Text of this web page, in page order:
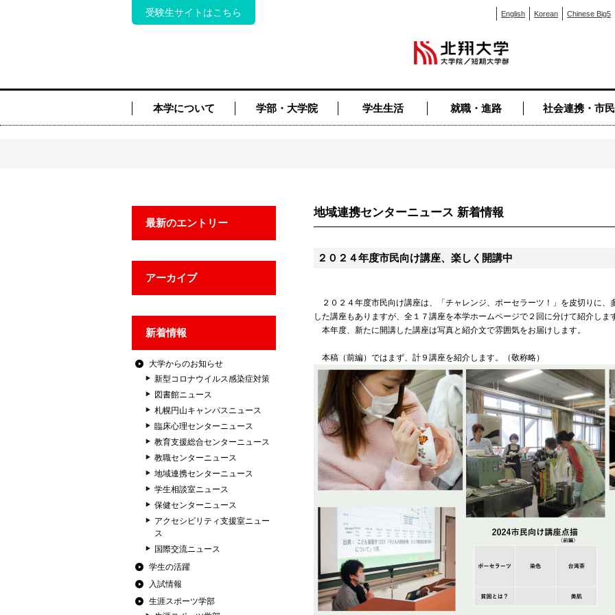
受験生サイトはこちら English Korean Chinese Big5
本学について 学部・大学院 学生生活 就職・進路 社会連携・市
最新のエントリー
アーカイブ
新着情報
大学からのお知らせ
新型コロナウイルス感染症対策
図書館ニュース
札幌円山キャンパスニュース
臨床心理センターニュース
教育支援総合センターニュース
教職センターニュース
地域連携センターニュース
学生相談室ニュース
保健センターニュース
アクセシビリティ支援室ニュー
ス
国際交流ニュース
学生の活躍
入試情報
生涯スポーツ学部
地域連携センターニュース 新着情報
２０２４年度市民向け講座、楽しく開講中
２０２４年度市民向け講座は、「チャレンジ、ポーセラーツ！」を皮切りに、
した講座もありますが、全１７講座を本学ホームページで２回に分けて紹介しま
本年度、新たに開講した講座は写真と紹介文で雰囲気をお届けします。
本稿（前編）ではまず、計９講座を紹介します。（敬称略）